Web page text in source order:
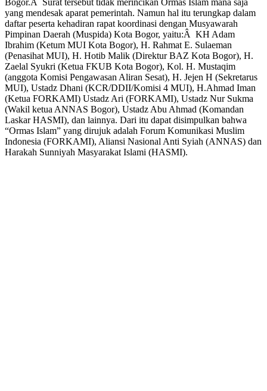
yang mendesak aparat pemerintah. Namun hal itu terungkap dalam
daftar peserta kehadiran rapat koordinasi dengan Musyawarah
Pimpinan Daerah (Muspida) Kota Bogor, yaitu:Â KH Adam
Ibrahim (Ketum MUI Kota Bogor), H. Rahmat E. Sulaeman
(Penasihat MUI), H. Hotib Malik (Direktur BAZ Kota Bogor), H.
Zaelal Syukri (Ketua FKUB Kota Bogor), Kol. H. Mustaqim
(anggota Komisi Pengawasan Aliran Sesat), H. Jejen H (Sekretarus
MUI), Ustadz Dhani (KCR/DDII/Komisi 4 MUI), H.Ahmad Iman
(Ketua FORKAMI) Ustadz Ari (FORKAMI), Ustadz Nur Sukma
(Wakil ketua ANNAS Bogor), Ustadz Abu Ahmad (Komandan
Laskar HASMI), dan lainnya. Dari itu dapat disimpulkan bahwa
“Ormas Islam” yang dirujuk adalah Forum Komunikasi Muslim
Indonesia (FORKAMI), Aliansi Nasional Anti Syiah (ANNAS) dan
Harakah Sunniyah Masyarakat Islami (HASMI).